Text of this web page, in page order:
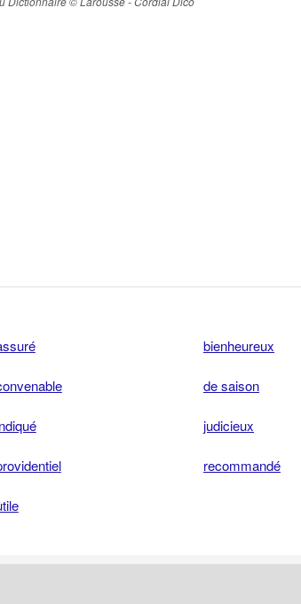
bienheureux
de saison
judicieux
recommandé